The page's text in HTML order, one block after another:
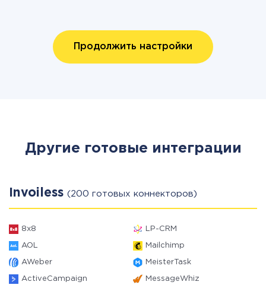
Продолжить настройки
Другие готовые интеграции
Invoiless (200 готовых коннекторов)
8x8 LP-CRM
AOL Mailchimp
AWeber MeisterTask
ActiveCampaign MessageWhiz